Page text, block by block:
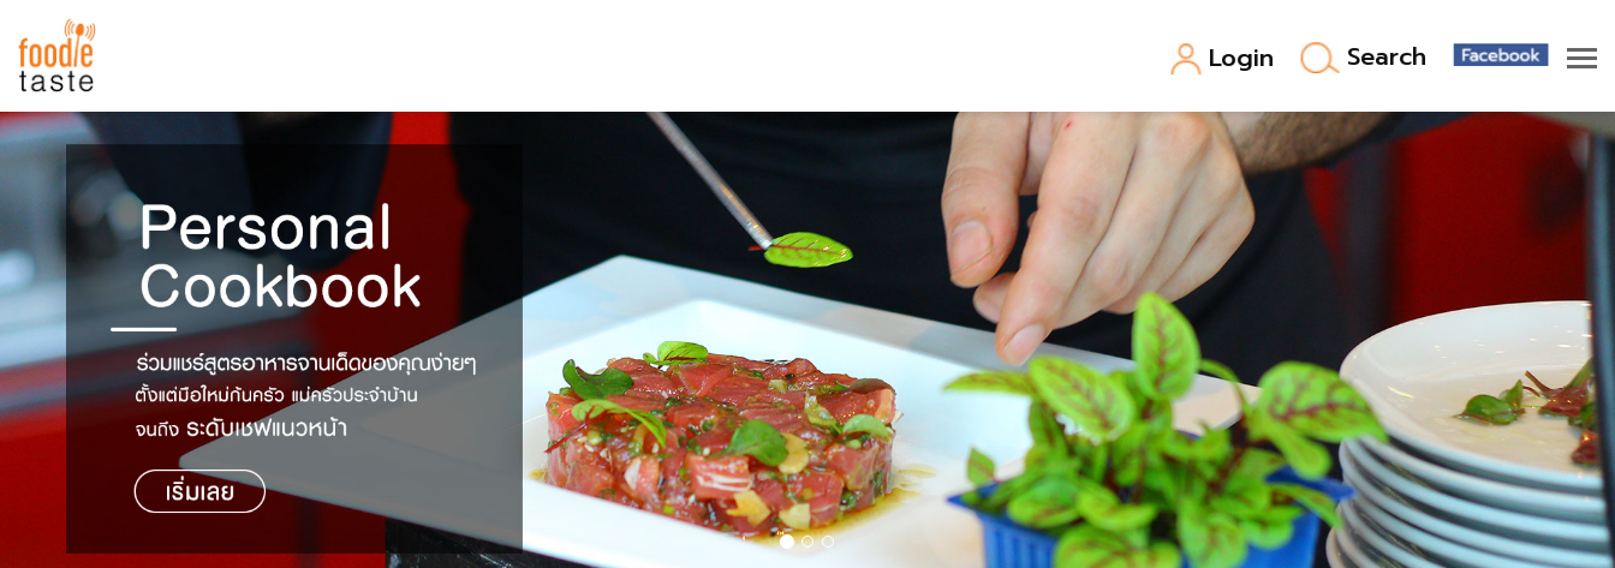
Login Search
สูตรอาหาร
สูตรอาหารล่าสุด
Top Foodie
พาไปชิม
สารพันก้นครัว
เคล็ดลับน่ารู้
เปรียบเทียบหน่วยการตวง
เปรียบเทียบอุณหภูมิ
เปรียบเทียบน้ำหนักวัตถุดิบ
ชั่งตวงเนย
FoodPedia
สร้าง Cookbook